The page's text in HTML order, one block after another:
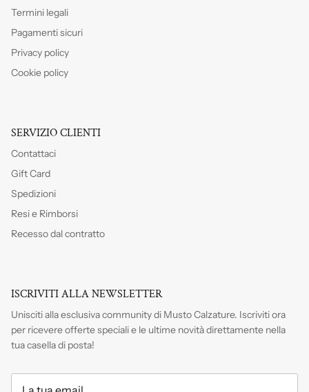
Termini legali
Pagamenti sicuri
Privacy policy
Cookie policy
SERVIZIO CLIENTI
Contattaci
Gift Card
Spedizioni
Resi e Rimborsi
Recesso dal contratto
ISCRIVITI ALLA NEWSLETTER
Unisciti alla esclusiva community di Musto Calzature. Iscrivitiora
per ricevere offerte speciali e le ultime novità direttamente nella
tua casella di posta!